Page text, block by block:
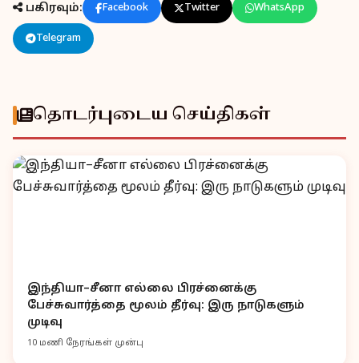
பகிரவும்: Facebook Twitter WhatsApp
Telegram
தொடர்புடைய செய்திகள்
இந்தியா–சீனா எல்லை பிரச்னைக்கு
பேச்சுவார்த்தை மூலம் தீர்வு: இரு நாடுகளும்
முடிவு
10 மணி நேரங்கள் முன்பு